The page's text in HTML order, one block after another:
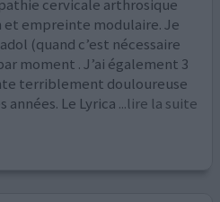
cervicale arthrosique
empreinte modulaire. Je
(quand c’est nécessaire
moment . J’ai également 3
terriblement douloureuse
Le Lyrica ...lire la suite